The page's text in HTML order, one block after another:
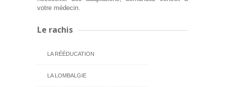
votre médecin.
Le rachis
LA RÉÉDUCATION
LA LOMBALGIE